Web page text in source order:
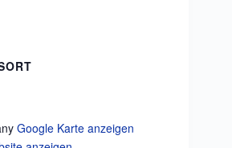
Google Karte anzeigen